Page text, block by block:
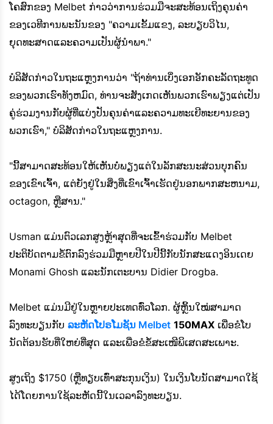
ໂຄສົກຂອງ Melbet ກ່າວວ່າການຮ່ວມມືຈະສະທ້ອນເຖິງຄຸນຄ່າ
ຂອງເວທີການພະນັນຂອງ "ຄວາມເຂັ້ມແຂງ, ລະບຽບວິໄນ,
ຍຸດທະສາດແລະຄວາມເປັນຜູ້ນໍາພາ."
ບໍລິສັດກ່າວໃນຖະແຫຼງການວ່າ "ຖ້າທ່ານເບິ່ງເອກອັກຄະລັດຖະທູດ
ຂອງພວກເຮົາທັງຫມົດ, ທ່ານຈະສັງເກດເຫັນພວກເຮົາພຽງແຕ່ເປັນ
ຄູ່ຮ່ວມງານກັບຜູ້ທີ່ແບ່ງປັນຄຸນຄ່າແລະຄວາມທະເຍີທະຍານຂອງ
ພວກເຮົາ," ບໍລິສັດກ່າວໃນຖະແຫຼງການ.
"ນີ້ສາມາດສະທ້ອນໃຫ້ເຫັນບໍ່ພຽງແຕ່ໃນລັກສະນະສ່ວນບຸກຄົນ
ຂອງເຂົາເຈົ້າ, ແຕ່ຍັງຢູ່ໃນສິ່ງທີ່ເຂົາເຈົ້າເຮັດຢູ່ນອກພາກສະຫນາມ,
octagon, ຫຼືສານ."
Usman ແມ່ນຕົວເລກສູງຫຼ້າສຸດທີ່ຈະເຂົ້າຮ່ວມກັບ Melbet
ປະຕິບັດຕາມຂໍ້ຕົກລົງຮ່ວມມືຫຼາຍປີໃນປີນີ້ກັບນັກສະແດງອິນເດຍ
Monami Ghosh ແລະນັກເຕະບານ Didier Drogba.
Melbet ແມ່ນມີຢູ່ໃນຫຼາຍປະເທດທົ່ວໂລກ. ຜູ້ຫຼິ້ນໃໝ່ສາມາດ
ລົງທະບຽນກັບ ລະຫັດໂປຣໂມຊັນ Melbet 150MAX ເພື່ອຂໍໂບ
ນັດຕ້ອນຮັບທີ່ໃຫຍ່ທີ່ສຸດ ແລະເພື່ອຂໍຂໍ້ສະເໜີພິເສດສະເພາະ.
ສູງເຖິງ $1750 (ຫຼືທຽບເທົ່າສະກຸນເງິນ) ໃນເງິນໂບນັດສາມາດໃຊ້
ໄດ້ໂດຍການໃຊ້ລະຫັດນີ້ໃນເວລາລົງທະບຽນ.